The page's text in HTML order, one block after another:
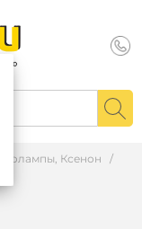
Ксенон
/